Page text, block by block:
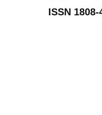
ISSN 1808-